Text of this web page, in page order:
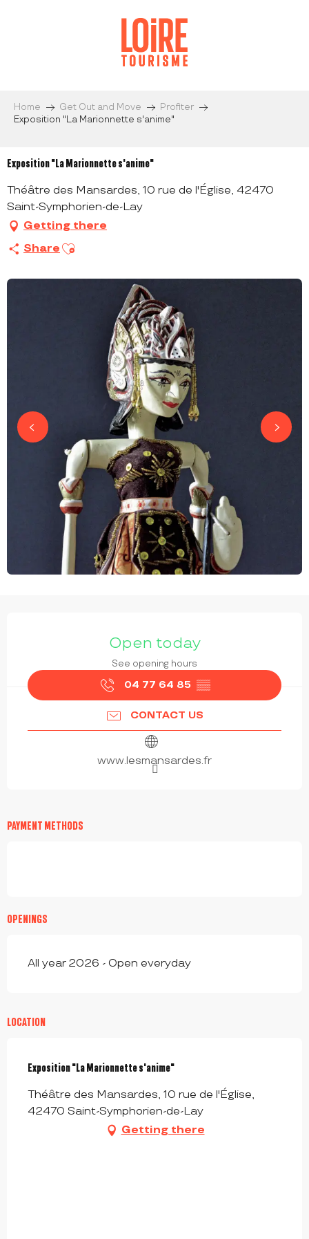
Home Get Out and Move
Profiter
Exposition "La Marionnette s'anime"
Exposition "La Marionnette s'anime"
Théâtre des Mansardes, 10 rue de l'Église, 42470
Saint-Symphorien-de-Lay
Getting there
Share Ajouter aux favoris
Open today
See opening hours
04 77 64 85 ▒▒
CONTACT US
www.lesmansardes.fr
PAYMENT METHODS
OPENINGS
All year 2026 - Open everyday
LOCATION
Exposition "La Marionnette s'anime"
Théâtre des Mansardes, 10 rue de l'Église,
42470 Saint-Symphorien-de-Lay
Getting there